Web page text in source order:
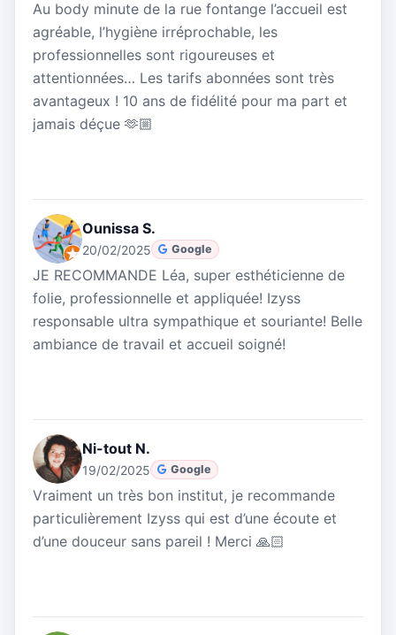
Au body minute de la rue fontange l’accueil est
agréable, l’hygiène irréprochable, les
professionnelles sont rigoureuses et
attentionnées… Les tarifs abonnées sont très
avantageux ! 10 ans de fidélité pour ma part et
jamais déçue 🫶🏼
Ounissa S.
20/02/2025 Google
JE RECOMMANDE Léa, super esthéticienne de
folie, professionnelle et appliquée! Izyss
responsable ultra sympathique et souriante! Belle
ambiance de travail et accueil soigné!
Ni-tout N.
19/02/2025 Google
Vraiment un très bon institut, je recommande
particulièrement Izyss qui est d’une écoute et
d’une douceur sans pareil ! Merci 🙏🏻